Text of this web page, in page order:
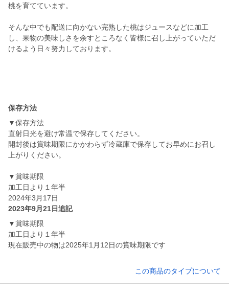
桃を育てています。
そんな中でも配送に向かない完熟した桃はジュースなどに加工
し、果物の美味しさを余すところなく皆様に召し上がっていただ
けるよう日々努力しております。
保存方法
▼保存方法
直射日光を避け常温で保存してください。
開封後は賞味期限にかかわらず冷蔵庫で保存してお早めにお召し
上がりください。
▼賞味期限
加工日より１年半
2024年3月17日
2023年9月21日追記
▼賞味期限
加工日より１年半
現在販売中の物は2025年1月12日の賞味期限です
この商品のタイプについて